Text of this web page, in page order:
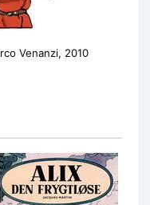
Venanzi, 2010